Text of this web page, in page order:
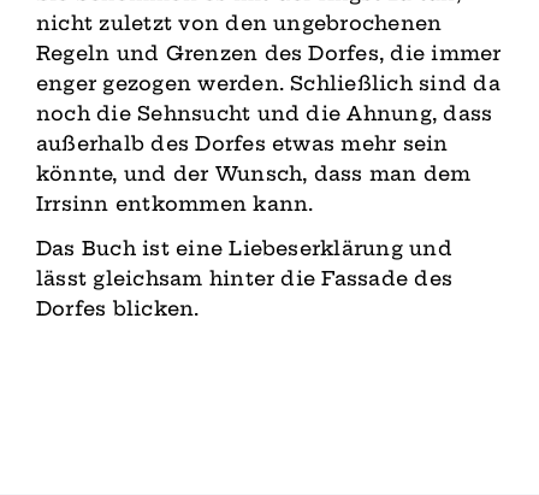
nicht zuletzt von den ungebrochenen
Regeln und Grenzen des Dorfes, die immer
enger gezogen werden. Schließlich sind da
noch die Sehnsucht und die Ahnung, dass
außerhalb des Dorfes etwas mehr sein
könnte, und der Wunsch, dass man dem
Irrsinn entkommen kann.
Das Buch ist eine Liebeserklärung und
lässt gleichsam hinter die Fassade des
Dorfes blicken.